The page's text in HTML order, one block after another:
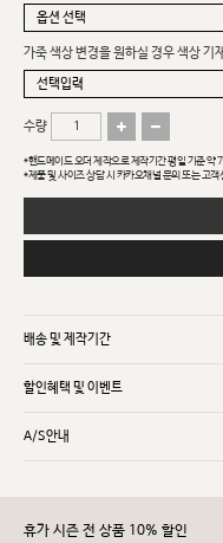
가죽 색상 변경을 원하실 경우 색상 기재
수량
*핸드메이드 오더 제작으로 제작기간 평일 기준 약
*제품 및 사이즈 상담 시 카카오채널 문의 또는 고
배송 및 제작기간
할인혜택 및 이벤트
A/S안내
휴가 시즌 전 상품 10% 할인